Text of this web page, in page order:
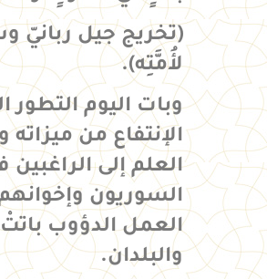
(تخريج جيل ربانيّ
لأُمَّتِه).
وبات اليوم
الإنتفاع من
العلم إلى
السوريون
العمل الدؤوب
والبلدان.